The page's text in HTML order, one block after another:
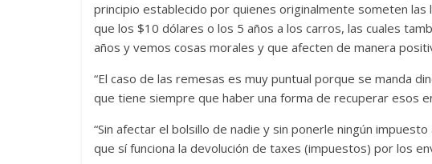
principio establecido por quienes originalmente someten
que los $10 dólares o los 5 años a los carros, las cuales
años y vemos cosas morales y que afecten de manera
“El caso de las remesas es muy puntual porque se manda
que tiene siempre que haber una forma de recuperar esos
“Sin afectar el bolsillo de nadie y sin ponerle ningún
que sí funciona la devolución de taxes (impuestos) por los